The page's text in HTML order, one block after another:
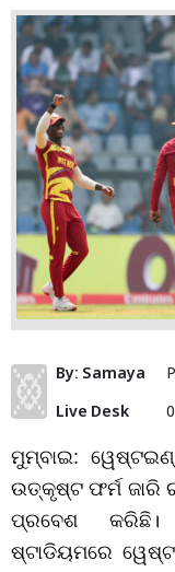
By: Samaya
Live Desk
ମୁମ୍ବାଇ:
ଉତ୍କୃଷ୍ଟ ଫର୍ମ ଜାରି
ପ୍ରବେଶ କରିଛି।
ଷ୍ଟାଡିୟମରେ‌